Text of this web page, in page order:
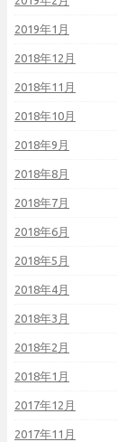
2019年1月
2018年12月
2018年11月
2018年10月
2018年9月
2018年8月
2018年7月
2018年6月
2018年5月
2018年4月
2018年3月
2018年2月
2018年1月
2017年12月
2017年11月